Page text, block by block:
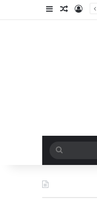
ورودنوشته تصادفی
سایدبار
جستجو
برای